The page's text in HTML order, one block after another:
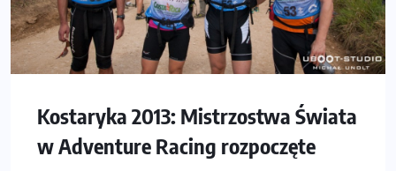
Kostaryka 2013: Mistrzostwa Świata
w Adventure Racing rozpoczęte